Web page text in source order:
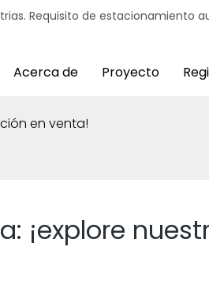
Requisito de estacionamiento
Acerca de Proyecto
en venta!
¡explore